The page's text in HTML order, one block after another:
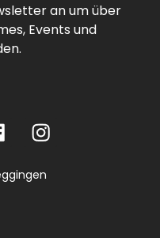
an um über
Events und